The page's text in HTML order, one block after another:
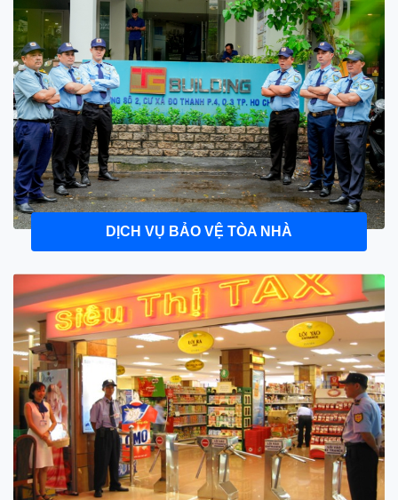
DỊCH VỤ BẢO VỆ TÒA NHÀ